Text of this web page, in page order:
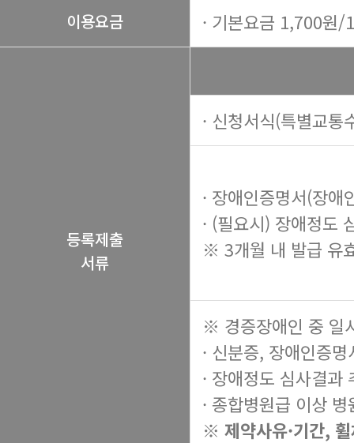
이용요금 · 기본요금 1,700원
등록제출
서류
· 신청서식(특별교
· 장애인증명서(장애
· (필요시) 장애정도
※ 3개월 내 발급 유
※ 경증장애인 중 일
· 신분증, 장애인증명
· 장애정도 심사결과
· 종합병원급 이상
※ 제약사유·기간,